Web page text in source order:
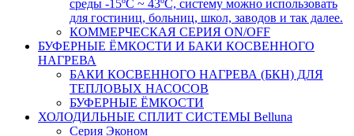
среды -15ºC ~ 43ºC, систему можно использовать
для гостиниц, больниц, школ, заводов и так далее.
КОММЕРЧЕСКАЯ СЕРИЯ ON/OFF
БУФЕРНЫЕ ЁМКОСТИ И БАКИ КОСВЕННОГО
НАГРЕВА
БАКИ КОСВЕННОГО НАГРЕВА (БКН) ДЛЯ
ТЕПЛОВЫХ НАСОСОВ
БУФЕРНЫЕ ЁМКОСТИ
ХОЛОДИЛЬНЫЕ СПЛИТ СИСТЕМЫ Belluna
Серия Эконом